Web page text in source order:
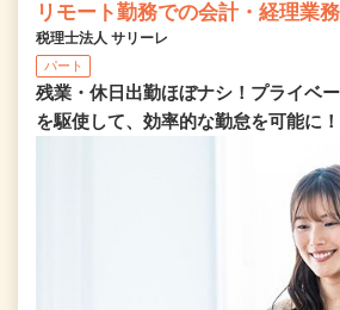
リモート勤務での会計・経理業務
税理士法人 サリーレ
パート
残業・休日出勤ほぼナシ！プライベ
を駆使して、効率的な勤怠を可能に！